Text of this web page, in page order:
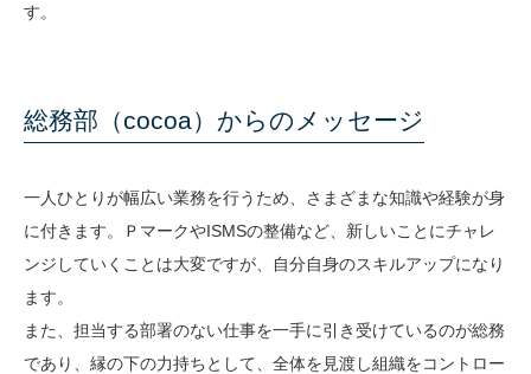
す。
総務部（cocoa）からのメッセージ
一人ひとりが幅広い業務を行うため、さまざまな知識や経験が身
に付きます。ＰマークやISMSの整備など、新しいことにチャレ
ンジしていくことは大変ですが、自分自身のスキルアップになり
ます。
また、担当する部署のない仕事を一手に引き受けているのが総務
であり、縁の下の力持ちとして、全体を見渡し組織をコントロー